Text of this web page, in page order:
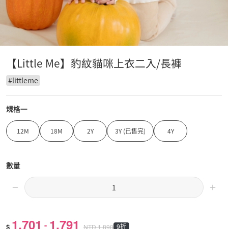
【Little Me】豹紋貓咪上衣二入/長褲
#littleme
規格一
12M 18M 2Y 3Y (已售完) 4Y
數量
$ 1,701 - 1,791 NTD1,890 9折